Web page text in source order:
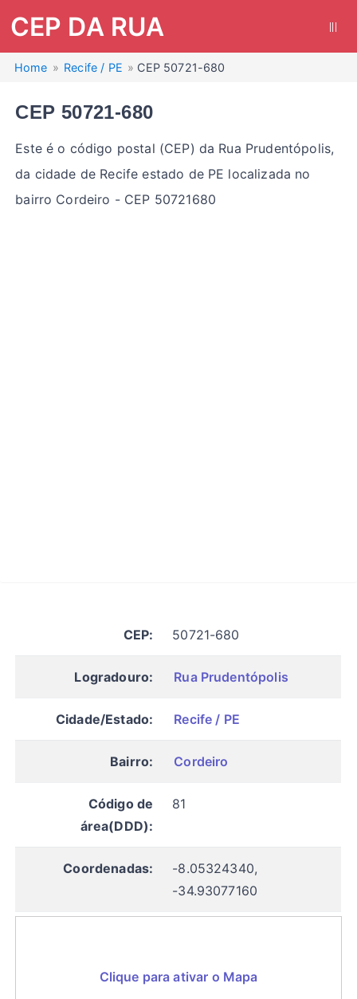
CEP DA RUA
Home Recife / PE CEP 50721-680
CEP 50721-680
Este é o código postal (CEP) da Rua Prudentópolis,
da cidade de Recife estado de PE localizada no
bairro Cordeiro - CEP 50721680
CEP: 50721-680
Logradouro: Rua Prudentópolis
Cidade/Estado: Recife / PE
Bairro: Cordeiro
Código de
área(DDD):
81
Coordenadas:
-8.05324340,
-34.93077160
Clique para ativar o Mapa